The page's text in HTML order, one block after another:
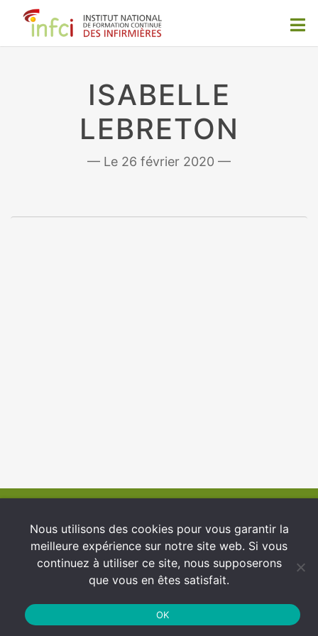
ISABELLE
LEBRETON
26 février 2020
Nous utilisons des cookies pour vous garantir la
meilleure expérience sur notre site web. Si vous
continuez à utiliser ce site, nous supposerons
que vous en êtes satisfait.
OK
Conditions générales d’utilisation
Protection des Données